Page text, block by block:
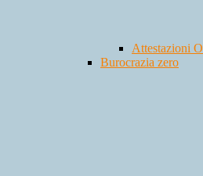
Attestazioni
Burocrazia zero